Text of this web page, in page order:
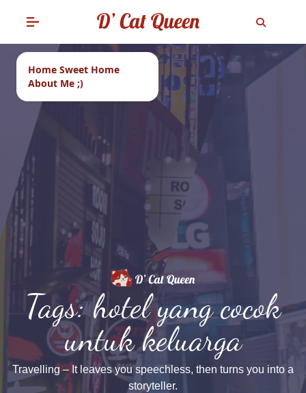
Home Sweet Home
About Me ;)
Tags: hotel yang cocok
untuk keluarga
Travelling – It leaves you speechless, then turns you into a
storyteller.